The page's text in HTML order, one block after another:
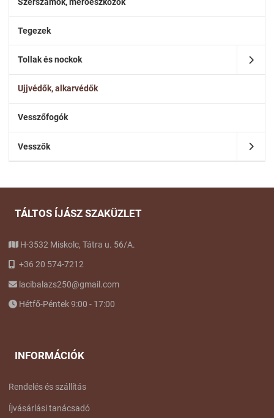
Tegezek
Tollak és nockok
Ujjvédők, alkarvédők
Vesszőfogók
Vesszők
TÁLTOS ÍJÁSZ SZAKÜZLET
H-3532 Miskolc, Tátra u. 56/A.
+36 20 574-7212
lacibalazs250@gmail.com
Hétfő-Péntek 9:00 - 17:00
INFORMÁCIÓK
Rendelés és szállítás
Íjvásárlási tanácsadó